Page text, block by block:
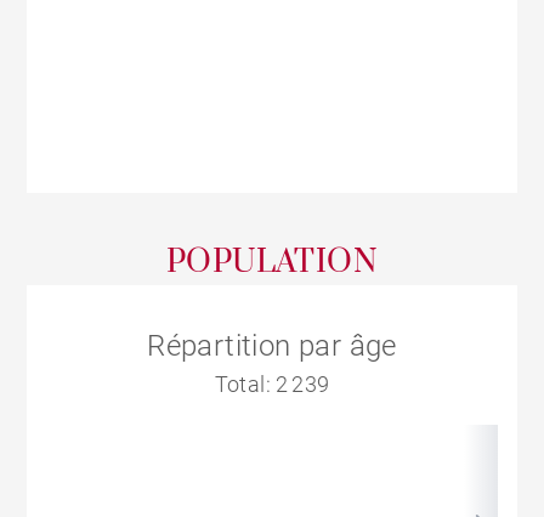
POPULATION
Répartition par âge
Total: 2 239